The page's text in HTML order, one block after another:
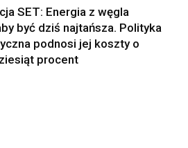
SET: Energia z węgla
być dziś najtańsza. Polityka
podnosi jej koszty o
procent